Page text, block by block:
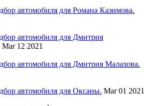
автомобиля для Романа Казимова.
автомобиля для Дмитрия
Mar 12 2021
автомобиля для Дмитрия Малахова.
автомобиля для Оксаны. Mar 01 2021